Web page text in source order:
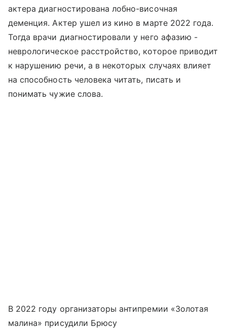
актера диагностирована лобно-височная
деменция. Актер ушел из кино в марте 2022 года.
Тогда врачи диагностировали у него афазию -
неврологическое расстройство, которое приводит
к нарушению речи, а в некоторых случаях влияет
на способность человека читать, писать и
понимать чужие слова.
В 2022 году организаторы антипремии «Золотая
малина» присудили Брюсу